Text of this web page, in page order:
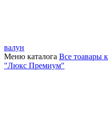
валун
Меню каталога Все тоавары
"Люкс Премиум"